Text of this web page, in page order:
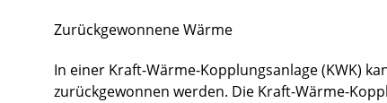
Zurückgewonnene Wärme
In einer Kraft-Wärme-Kopplungsanlage (KWK)
zurückgewonnen werden. Die Kraft-Wärme-